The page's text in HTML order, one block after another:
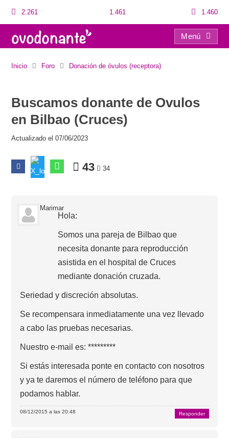
2.261 1.461 1.460
Menú
Inicio Foro Donación de óvulos (receptora)
Buscamos donante de Ovulos
en Bilbao (Cruces)
Actualizado el 07/06/2023
43 34
Marimar
Hola:
Somos una pareja de Bilbao que
necesita donante para reproducción
asistida en el hospital de Cruces
mediante donación cruzada.
Seriedad y discreción absolutas.
Se recompensara inmediatamente una vez llevado
a cabo las pruebas necesarias.
Nuestro e-mail es: *********
Si estás interesada ponte en contacto con nosotros
y ya te daremos el número de teléfono para que
podamos hablar.
08/12/2015 a las 20:48 Responder